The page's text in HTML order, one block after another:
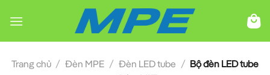
đến
Trang chủ / Đèn MPE / Đèn LED tube / Bộ đèn LED tube